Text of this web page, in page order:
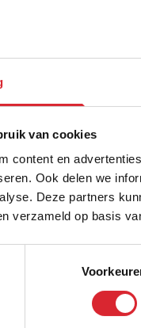
van cookies
content en
Ook delen we
Deze partners
verzameld op basis
Schrijf je in